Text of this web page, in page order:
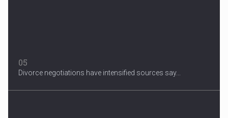
05
Divorce negotiations have intensified sources say...